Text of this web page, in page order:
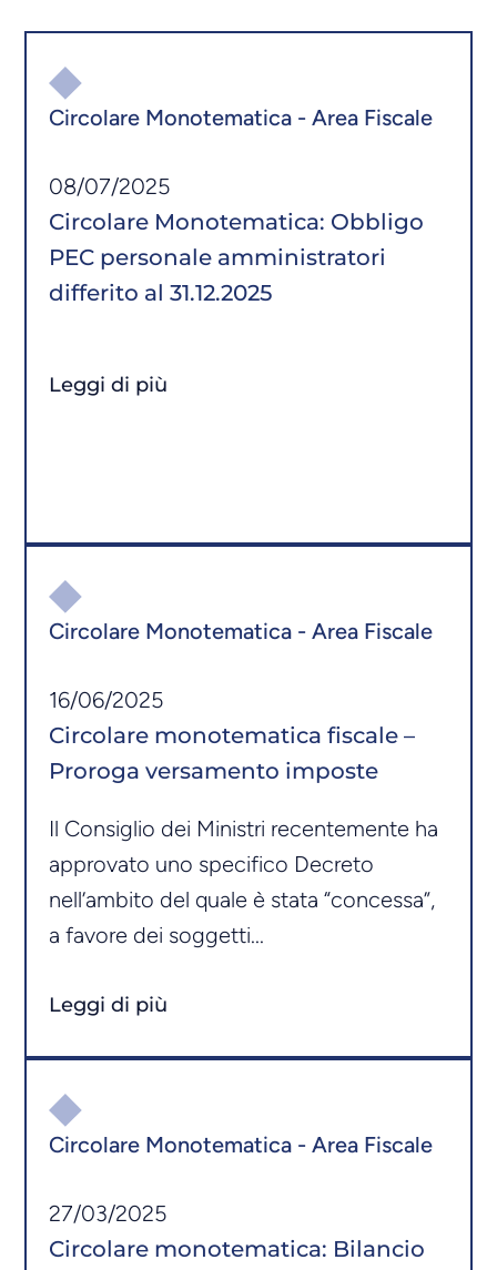
Circolare Monotematica - Area Fiscale
08/07/2025
Circolare Monotematica: Obbligo
PEC personale amministratori
differito al 31.12.2025
Leggi di più
Circolare Monotematica - Area Fiscale
16/06/2025
Circolare monotematica fiscale –
Proroga versamento imposte
Il Consiglio dei Ministri recentemente ha
approvato uno specifico Decreto
nell’ambito del quale è stata “concessa”,
a favore dei soggetti...
Leggi di più
Circolare Monotematica - Area Fiscale
27/03/2025
Circolare monotematica: Bilancio